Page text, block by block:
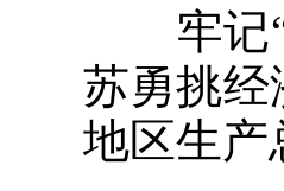
牢记“
苏勇挑经
地区生产